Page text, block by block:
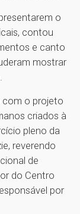
o
contou
e canto
mostrar
com o projeto
criados à
pleno da
reverendo
de
do Centro
por